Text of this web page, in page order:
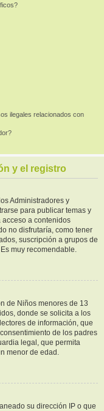
ilegales relacionados con
y el registro
Administradores y
para publicar temas y
acceso a contenidos
no disfrutaría, como tener
suscripción a grupos de
muy recomendable.
de Niños menores de 13
donde se solicita a los
de información, que
de los padres
legal, que permita
menor de edad.
su dirección IP o que